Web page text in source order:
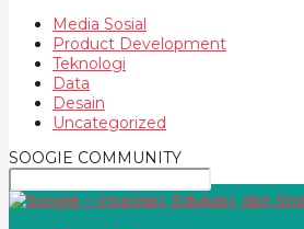
Media Sosial
Product Development
Teknologi
Data
Desain
Uncategorized
SOOGIE COMMUNITY